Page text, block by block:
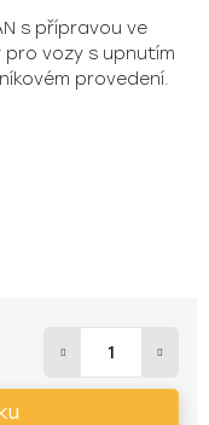
s přípravou ve
pro vozy s upnutím
provedení.